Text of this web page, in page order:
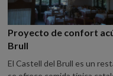
Proyecto de confort
Brull
El Castell del Brull es un